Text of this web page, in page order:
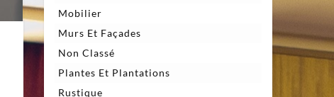
Mobilier
Murs Et Façades
Non Classé
Plantes Et Plantations
Rustique